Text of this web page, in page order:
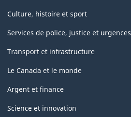
Culture, histoire et sport
Services de police, justice et urgences
Transport et infrastructure
Le Canada et le monde
Argent et finance
Science et innovation